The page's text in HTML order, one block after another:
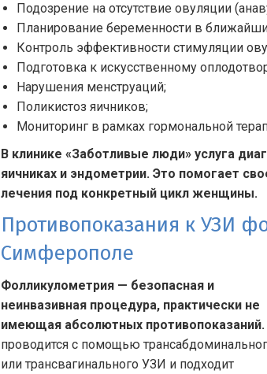
Подозрение на отсутствие овуляции
Планирование беременности в
Контроль эффективности стимуляции
Подготовка к искусственному
Нарушения менструаций;
Поликистоз яичников;
Мониторинг в рамках гормональной
В клинике «Заботливые люди» услуга
яичниках и эндометрии. Это помогает
лечения под конкретный цикл женщины.
Противопоказания к УЗИ
Симферополе
Фолликулометрия — безопасная и
неинвазивная процедура, практически не
имеющая абсолютных противопоказаний.
проводится с помощью
или трансвагинального УЗИ и подходит